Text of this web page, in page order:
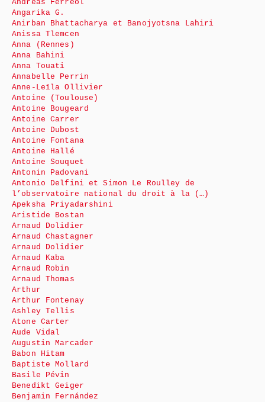
Andréas Ferréol
Angarika G.
Anirban Bhattacharya et Banojyotsna Lahiri
Anissa Tlemcen
Anna (Rennes)
Anna Bahini
Anna Touati
Annabelle Perrin
Anne-Leïla Ollivier
Antoine (Toulouse)
Antoine Bougeard
Antoine Carrer
Antoine Dubost
Antoine Fontana
Antoine Hallé
Antoine Souquet
Antonin Padovani
Antonio Delfini et Simon Le Roulley de
l’observatoire national du droit à la (…)
Apeksha Priyadarshini
Aristide Bostan
Arnaud Dolidier
Arnaud Chastagner
Arnaud Dolidier
Arnaud Kaba
Arnaud Robin
Arnaud Thomas
Arthur
Arthur Fontenay
Ashley Tellis
Atone Carter
Aude Vidal
Augustin Marcader
Babon Hitam
Baptiste Mollard
Basile Pévin
Benedikt Geiger
Benjamin Fernández